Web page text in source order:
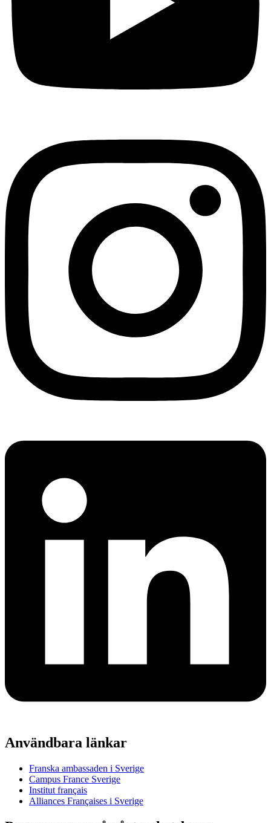
Användbara länkar
Franska ambassaden i Sverige
Campus France Sverige
Institut français
Alliances Françaises i Sverige